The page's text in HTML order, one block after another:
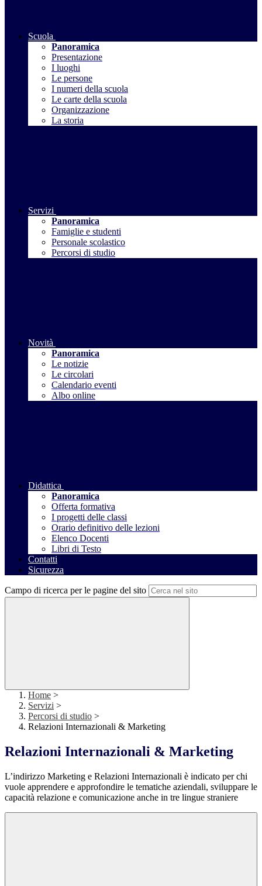
Scuola
Panoramica
Presentazione
I luoghi
Le persone
I numeri della scuola
Le carte della scuola
Organizzazione
La storia
Servizi
Panoramica
Famiglie e studenti
Personale scolastico
Percorsi di studio
Novità
Panoramica
Le notizie
Le circolari
Calendario eventi
Albo online
Didattica
Panoramica
Offerta formativa
I progetti delle classi
Orario definitivo delle lezioni
Elenco Docenti
Libri di Testo
Contatti
Sicurezza
Campo di ricerca per le pagine del sito
Home >
Servizi >
Percorsi di studio >
Relazioni Internazionali & Marketing
Relazioni Internazionali & Marketing
L’indirizzo Marketing e Relazioni Internazionali è indicato per chi
vuole apprendere e approfondire le tematiche aziendali, sviluppare le
capacità relazione e comunicazione anche in tre lingue straniere